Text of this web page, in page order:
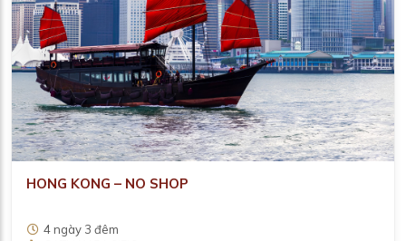
HONG KONG – NO SHOP
4 ngày 3 đêm